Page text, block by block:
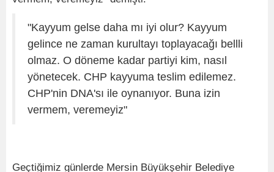
"Kayyum gelse daha mı iyi olur? Kayyum
gelince ne zaman kurultayı toplayacağı bellli
olmaz. O döneme kadar partiyi kim, nasıl
yönetecek. CHP kayyuma teslim edilemez.
CHP'nin DNA'sı ile oynanıyor. Buna izin
vermem, veremeyiz"
Geçtiğimiz günlerde Mersin Büyükşehir Belediye